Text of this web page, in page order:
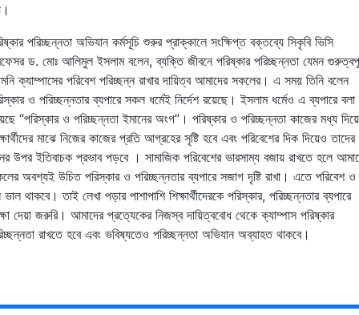
পরিচ্ছন্নতা অভিযান কর্মসূচি শুরুর প্রাক্কালে সংক্ষিপ্ত বক্তব্যে সিকৃবি ভিসি
ড. মোঃ আলিমুল ইসলাম বলেন, ব্যক্তি জীবনে পরিষ্কার পরিচ্ছন্নতা যেমন
ক্যাম্পাসের পরিবেশ পরিচ্ছন্ন রাখার দায়িত্ব আমাদের সকলের। এ সময় তিনি বলেন
ও পরিচ্ছন্নতার ব্যপারে সকল ধর্মেই নির্দেশ রয়েছে। ইসলাম ধর্মেও এ ব্যপারে বলা
“পরিস্কার ও পরিচ্ছন্নতা ইমানের অংগ”। পরিষ্কার ও পরিচ্ছন্নতা কাজের মধ্য দিয়ে
মাঝে নিজের কাজের প্রতি আগ্রহের সৃষ্টি হবে এবং পরিবেশের দিক দিয়েও তাদের
উপর ইতিবাচক প্রভাব পড়বে । সামাজিক পরিবেশের ভারসাম্য বজায় রাখতে হলে
অবশ্যই উচিত পরিস্কার ও পরিচ্ছন্নতার ব্যপারে সজাগ দৃষ্টি রাখা। এতে পরিবেশ ও
থাকবে। তাই লেখা পড়ার পাশাপাশি শিক্ষার্থীদেরকে পরিস্কার, পরিচ্ছন্নতার ব্যপারে
দেয়া জরুরি। আমাদের প্রত্যেকের নিজস্ব দায়িত্ববোধ থেকে ক্যাম্পাস পরিষ্কার
রাখতে হবে এবং ভবিষ্যতেও পরিচ্ছন্নতা অভিযান অব্যাহত থাকবে।